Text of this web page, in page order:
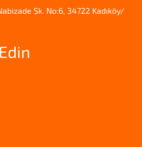
Sk. No:6, 34722 Kadıköy/